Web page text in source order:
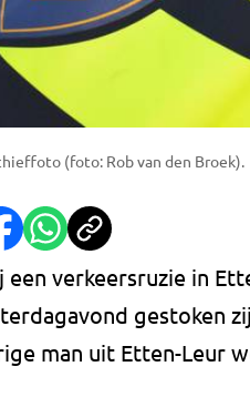
(foto: Rob van den Broek).
een verkeersruzie in
gestoken
man uit Etten-Leur